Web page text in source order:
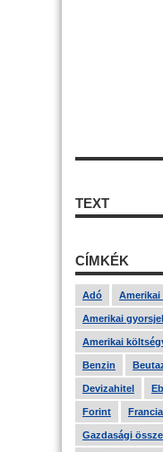
TEXT
CÍMKÉK
Adó Amerikai
Amerikai
Amerikai
Benzin
Devizahitel
Forint
Gazdasági